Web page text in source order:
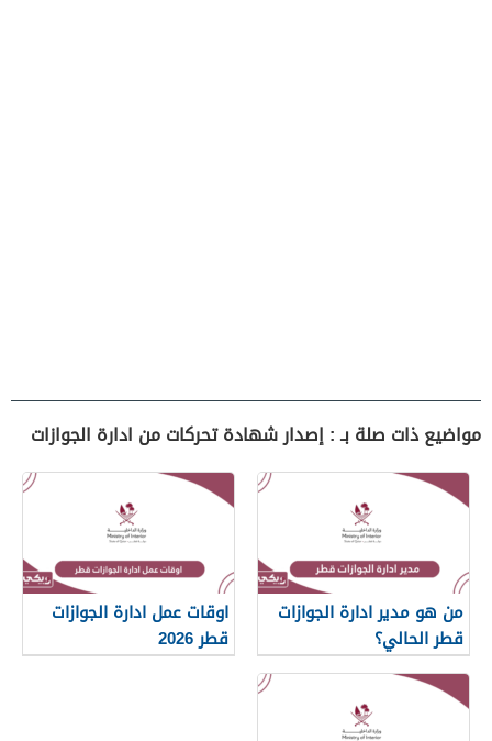
مواضيع ذات صلة بـ : إصدار شهادة تحركات من ادارة الجوازات
من هو مدير ادارة الجوازات
قطر الحالي؟
اوقات عمل ادارة الجوازات
قطر 2026